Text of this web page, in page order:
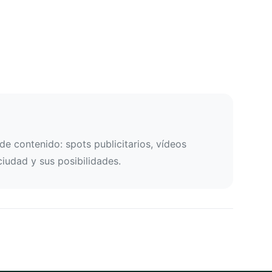
contenido: spots publicitarios, vídeos
y sus posibilidades.